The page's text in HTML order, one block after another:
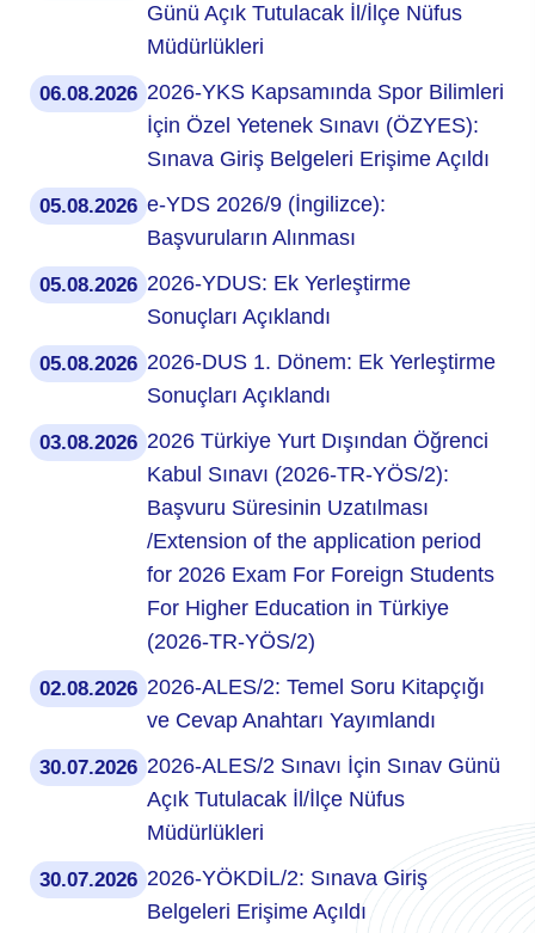
Günü Açık Tutulacak İl/İlçe Nüfus
Müdürlükleri
06.08.2026 2026-YKS Kapsamında Spor Bilimleri
İçin Özel Yetenek Sınavı (ÖZYES):
Sınava Giriş Belgeleri Erişime Açıldı
05.08.2026 e-YDS 2026/9 (İngilizce):
Başvuruların Alınması
05.08.2026 2026-YDUS: Ek Yerleştirme
Sonuçları Açıklandı
05.08.2026 2026-DUS 1. Dönem: Ek Yerleştirme
Sonuçları Açıklandı
03.08.2026 2026 Türkiye Yurt Dışından Öğrenci
Kabul Sınavı (2026-TR-YÖS/2):
Başvuru Süresinin Uzatılması
/Extension of the application period
for 2026 Exam For Foreign Students
For Higher Education in Türkiye
(2026-TR-YÖS/2)
02.08.2026 2026-ALES/2: Temel Soru Kitapçığı
ve Cevap Anahtarı Yayımlandı
30.07.2026 2026-ALES/2 Sınavı İçin Sınav Günü
Açık Tutulacak İl/İlçe Nüfus
Müdürlükleri
30.07.2026 2026-YÖKDİL/2: Sınava Giriş
Belgeleri Erişime Açıldı